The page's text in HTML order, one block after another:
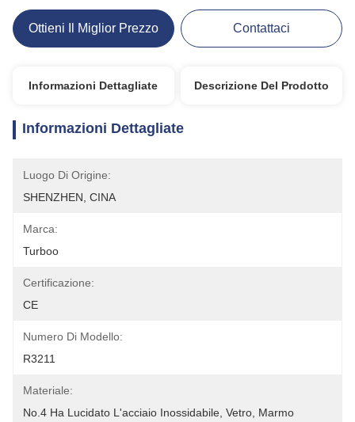
Ottieni Il Miglior Prezzo Contattaci
Informazioni Dettagliate Descrizione Del Prodotto
Informazioni Dettagliate
Luogo Di Origine:
SHENZHEN, CINA
Marca:
Turboo
Certificazione:
CE
Numero Di Modello:
R3211
Materiale:
No.4 Ha Lucidato L'acciaio Inossidabile, Vetro, Marmo